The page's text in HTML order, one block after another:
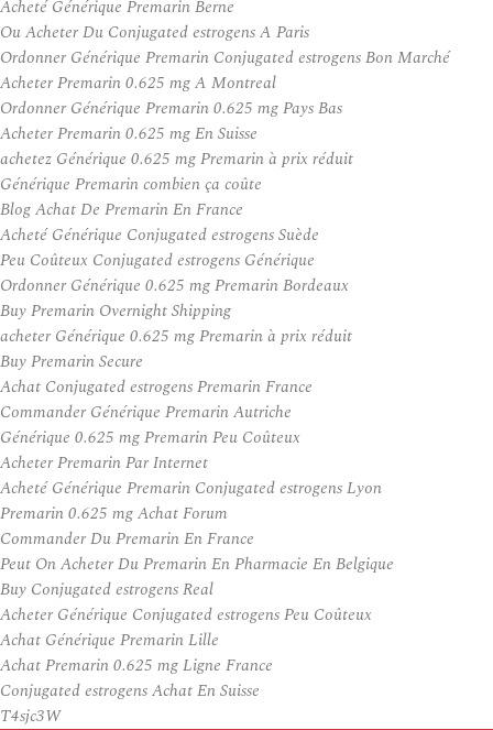
Acheté Générique Premarin Berne
Ou Acheter Du Conjugated estrogens A Paris
Ordonner Générique Premarin Conjugated estrogens Bon Marché
Acheter Premarin 0.625 mg A Montreal
Ordonner Générique Premarin 0.625 mg Pays Bas
Acheter Premarin 0.625 mg En Suisse
achetez Générique 0.625 mg Premarin à prix réduit
Générique Premarin combien ça coûte
Blog Achat De Premarin En France
Acheté Générique Conjugated estrogens Suède
Peu Coûteux Conjugated estrogens Générique
Ordonner Générique 0.625 mg Premarin Bordeaux
Buy Premarin Overnight Shipping
acheter Générique 0.625 mg Premarin à prix réduit
Buy Premarin Secure
Achat Conjugated estrogens Premarin France
Commander Générique Premarin Autriche
Générique 0.625 mg Premarin Peu Coûteux
Acheter Premarin Par Internet
Acheté Générique Premarin Conjugated estrogens Lyon
Premarin 0.625 mg Achat Forum
Commander Du Premarin En France
Peut On Acheter Du Premarin En Pharmacie En Belgique
Buy Conjugated estrogens Real
Acheter Générique Conjugated estrogens Peu Coûteux
Achat Générique Premarin Lille
Achat Premarin 0.625 mg Ligne France
Conjugated estrogens Achat En Suisse
T4sjc3W